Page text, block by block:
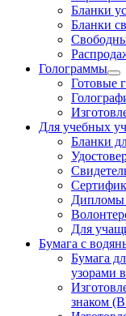
Бланки
Бланки
Голограммы
Готовые
Для учебных
Бланки
Дипломы
Для
Бумага с
Бумага
узорами
знаком